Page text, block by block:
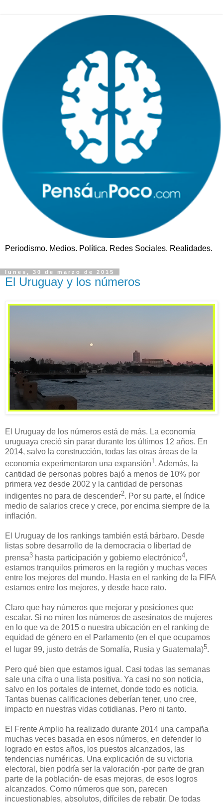
Periodismo. Medios. Política. Redes Sociales. Realidades.
lunes, 30 de marzo de 2015
El Uruguay y los números
El Uruguay de los números está de más. La economía
uruguaya creció sin parar durante los últimos 12 años. En
2014, salvo la construcción, todas las otras áreas de la
economía experimentaron una expansión1. Además, la
cantidad de personas pobres bajó a menos de 10% por
primera vez desde 2002 y la cantidad de personas
indigentes no para de descender2. Por su parte, el índice
medio de salarios crece y crece, por encima siempre de la
inflación.
El Uruguay de los rankings también está bárbaro. Desde
listas sobre desarrollo de la democracia o libertad de
prensa3 hasta participación y gobierno electrónico4,
estamos tranquilos primeros en la región y muchas veces
entre los mejores del mundo. Hasta en el ranking de la FIFA
estamos entre los mejores, y desde hace rato.
Claro que hay números que mejorar y posiciones que
escalar. Si no miren los números de asesinatos de mujeres
en lo que va de 2015 o nuestra ubicación en el ranking de
equidad de género en el Parlamento (en el que ocupamos
el lugar 99, justo detrás de Somalía, Rusia y Guatemala)5.
Pero qué bien que estamos igual. Casi todas las semanas
sale una cifra o una lista positiva. Ya casi no son noticia,
salvo en los portales de internet, donde todo es noticia.
Tantas buenas calificaciones deberían tener, uno cree,
impacto en nuestras vidas cotidianas. Pero ni tanto.
El Frente Amplio ha realizado durante 2014 una campaña
muchas veces basada en esos números, en defender lo
logrado en estos años, los puestos alcanzados, las
tendencias numéricas. Una explicación de su victoria
electoral, bien podría ser la valoración -por parte de gran
parte de la población- de esas mejoras, de esos logros
alcanzados. Como números que son, parecen
incuestionables, absolutos, difíciles de rebatir. De todas